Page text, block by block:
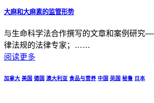
大麻和大麻素的监管形势
与生命科学法合作撰写的文章和案例研究
律法规的法律专家；……
阅读更多
加拿大 美国 德国 澳大利亚 食品与营养 中国 英国 秘鲁 日本